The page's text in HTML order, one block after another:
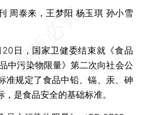
周泰来，王梦阳 杨玉琪 孙小雪
日，国家卫健委结束就《食品
中污染物限量》第二次向社会公
准规定了食品中铅、镉、汞、砷
是食品安全的基础标准。